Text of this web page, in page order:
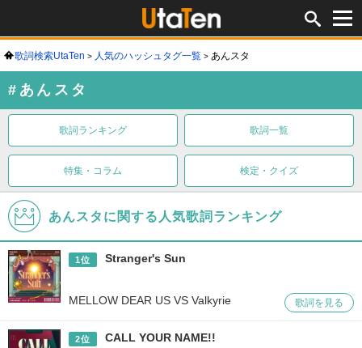
歌詞検索UtaTen 人気のハッシュタグ一覧 あんスタ
#あんスタ
歌詞ランキング 歌詞一覧
特集・コラム 検定・クイズ
あんスタに関する人気歌詞ランキング
1位 Stranger's Sun
MELLOW DEAR US VS Valkyrie 歌詞を見る
2位 CALL YOUR NAME!!